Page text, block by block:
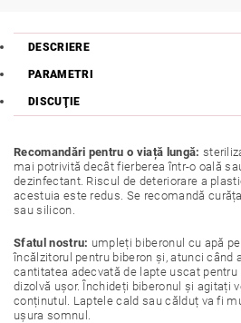
DESCRIERE
PARAMETRI
DISCUŢIE
Recomandări pentru o viață lungă:
mai potrivită decât fierberea într-o oală
dezinfectant. Riscul de deteriorare a
acestuia este redus. Se recomandă
sau silicon.
Sfatul nostru: umpleți biberonul cu apă
încălzitorul pentru biberon și, atunci când
cantitatea adecvată de lapte uscat pentru
dizolvă ușor. Închideți biberonul și agitați
conținutul. Laptele cald sau călduț va fi
ușura somnul.